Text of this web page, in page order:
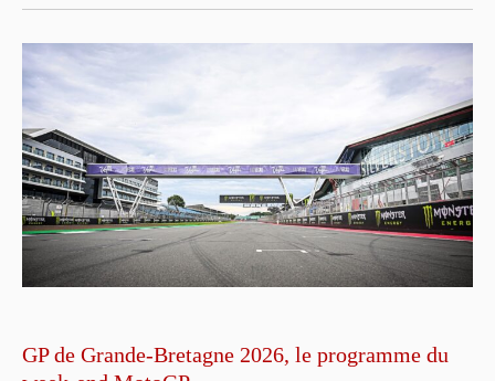
GP de Grande-Bretagne 2026, le programme du